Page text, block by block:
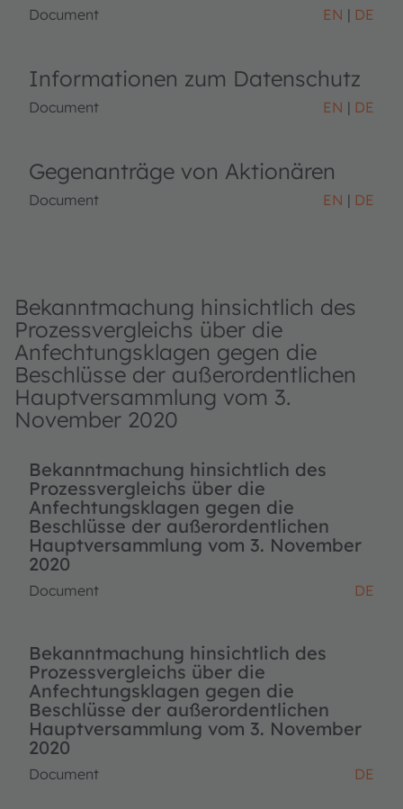
Document EN DE
Informationen zum Datenschutz
Document EN DE
Gegenanträge von Aktionären
Document EN DE
Bekanntmachung hinsichtlich des
Prozessvergleichs über die
Anfechtungsklagen gegen die
Beschlüsse der außerordentlichen
Hauptversammlung vom 3.
November 2020
Bekanntmachung hinsichtlich des
Prozessvergleichs über die
Anfechtungsklagen gegen die
Beschlüsse der außerordentlichen
Hauptversammlung vom 3. November
2020
Document DE
Bekanntmachung hinsichtlich des
Prozessvergleichs über die
Anfechtungsklagen gegen die
Beschlüsse der außerordentlichen
Hauptversammlung vom 3. November
2020
Document DE